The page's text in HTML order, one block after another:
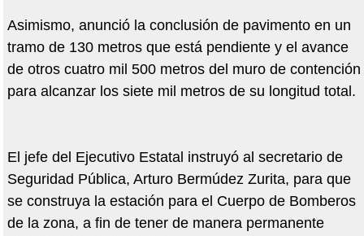
Asimismo, anunció la conclusión de pavimento en un
tramo de 130 metros que está pendiente y el avance
de otros cuatro mil 500 metros del muro de contención
para alcanzar los siete mil metros de su longitud total.
El jefe del Ejecutivo Estatal instruyó al secretario de
Seguridad Pública, Arturo Bermúdez Zurita, para que
se construya la estación para el Cuerpo de Bomberos
de la zona, a fin de tener de manera permanente